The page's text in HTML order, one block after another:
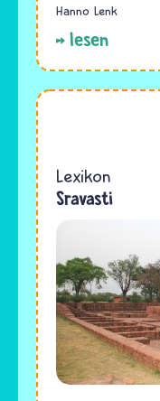
Hanno Lenk
lesen
Buddhismus
Lexikon
Sravasti